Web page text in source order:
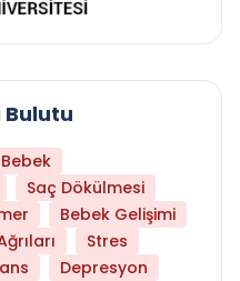
Saç Dökülmesi
Bebek Gelişimi
Stres
Depresyon